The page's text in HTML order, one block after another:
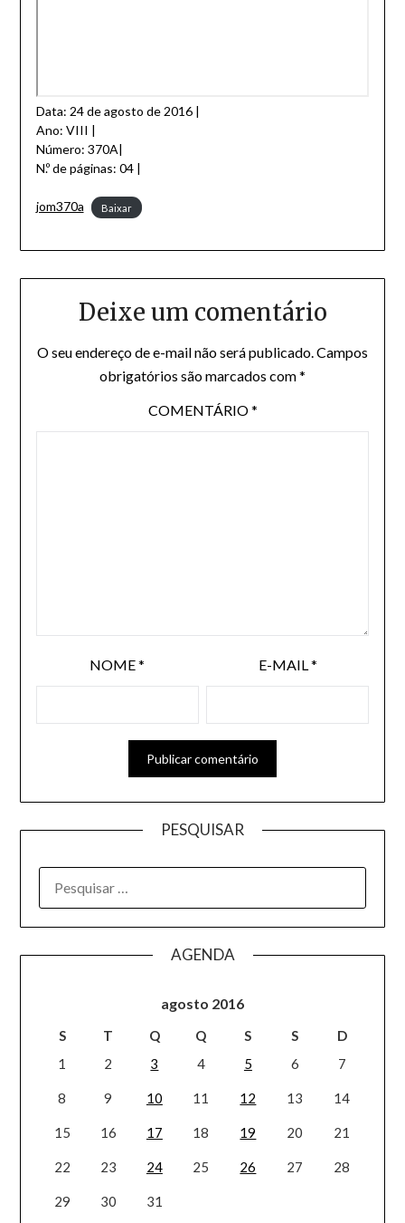
Data: 24 de agosto de 2016 |
Ano: VIII |
Número: 370A|
N.º de páginas: 04 |
jom370a Baixar
Deixe um comentário
O seu endereço de e-mail não será publicado.Campos
obrigatórios são marcados com*
COMENTÁRIO*
NOME* E-MAIL*
PESQUISAR
AGENDA
agosto 2016
S T Q Q S S
D
1
2 3 4 5 6 7
8 9 10 11 12 13 14
15 16 17 18 19 20 21
22 23 24 25 26 27 28
29 30
31